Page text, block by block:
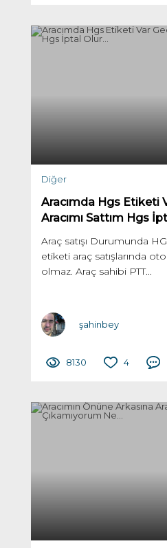
Diğer
Aracımda Hgs Etiketi
Aracımı Sattım Hgs
Araç satışı Durumunda
etiketi araç satışlarında
olmaz. Araç sahibi PTT...
şahinbey
8130 4